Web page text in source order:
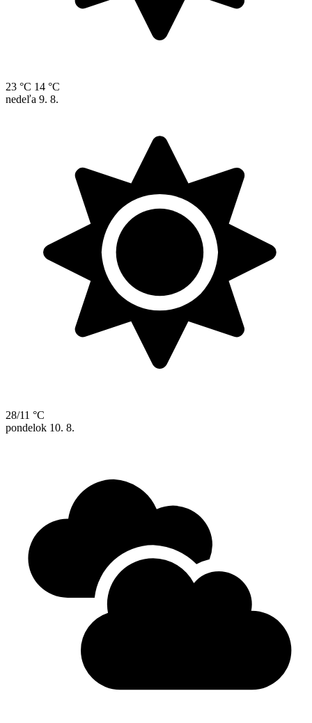
23 °C 14 °C
nedeľa 9. 8.
28/11 °C
pondelok 10. 8.